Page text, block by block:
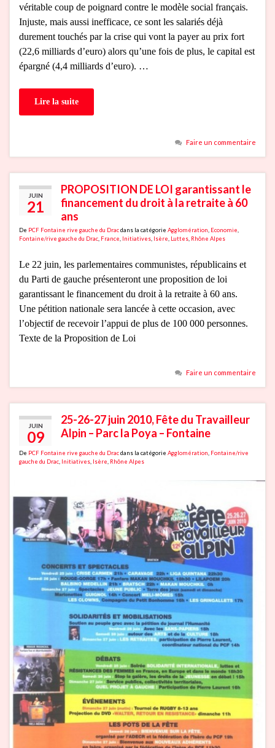
véritable coup de poignard contre le modèle social français.
Injuste, mais aussi inefficace, ce sont les salariés déjà
durement touchés par la crise qui vont la payer au prix fort
(22,6 milliards d’euro) alors qu’une fois de plus, le capital est
épargné (4,4 milliards d’euro). …
Lire la suite
Faire un commentaire
JUIN
21
PROPOSITION DE LOI garantissant le
financement du droit à la retraite à 60
ans
De PCF Fontaine rive gauche du Dracdans la catégorie Agglomération, Economie,
Fontaine/rive gauche du Drac, France, Initiatives, Isère, Luttes, Rhône Alpes
Le 22 juin, les parlementaires communistes, républicains et
du Parti de gauche présenteront une proposition de loi
garantissant le financement du droit à la retraite à 60 ans.
Une pétition nationale sera lancée à cette occasion, avec
l’objectif de recevoir l’appui de plus de 100 000 personnes.
Texte de la Proposition de Loi
Faire un commentaire
JUIN
09
25-26-27 juin 2010, Fête du Travailleur
Alpin – Parc la Poya – Fontaine
De PCF Fontaine rive gauche du Dracdans la catégorie Agglomération, Fontaine/rive
gauche du Drac, Initiatives, Isère, Rhône Alpes